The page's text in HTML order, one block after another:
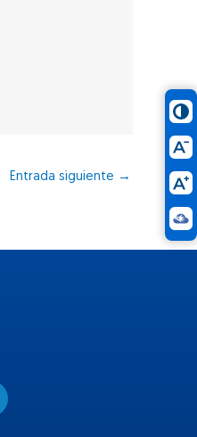
Entrada siguiente →